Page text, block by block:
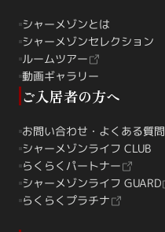
シャーメゾンとは
シャーメゾンセレクション
ルームツアー
動画ギャラリー
ご入居者の方へ
お問い合わせ・よくある質問
シャーメゾンライフ CLUB
らくらくパートナー
シャーメゾンライフ GUARD
らくらくプラチナ